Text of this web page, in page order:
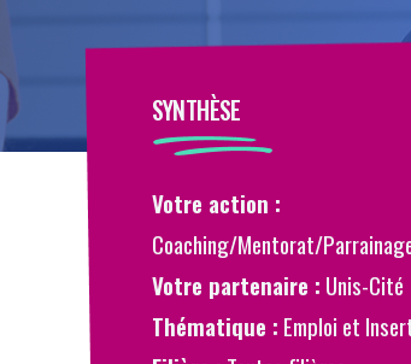
SYNTHÈSE
Votre action :
Coaching/Mentorat/
Votre partenaire : Partenaire
Unis-Cité
Thématique : Emploi et